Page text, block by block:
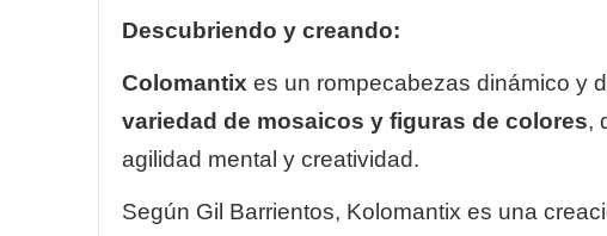
Descubriendo y creando:
Colomantix es un rompecabezas dinámico y
variedad de mosaicos y figuras de colores,
agilidad mental y creatividad.
Según Gil Barrientos, Kolomantix es una